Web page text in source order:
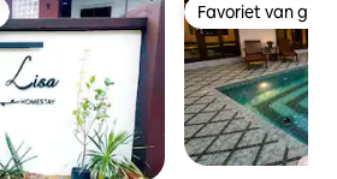
Favoriet van
Favoriet van